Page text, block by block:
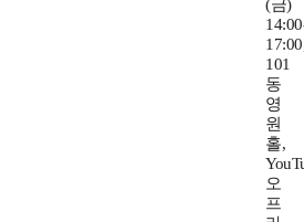
(금)
101
동
영
원
홀,
오
프